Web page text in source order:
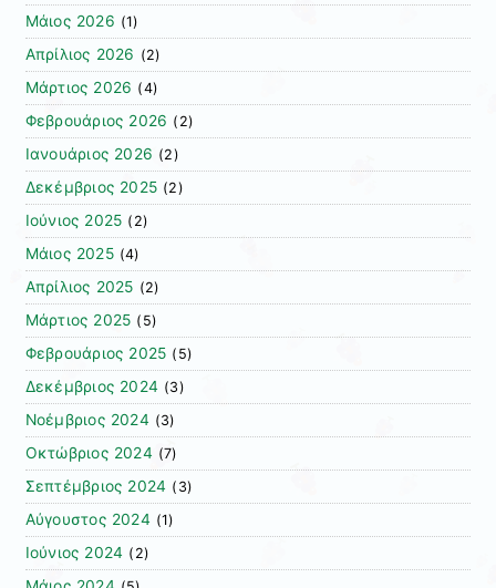
Μάιος 2026 (1)
Απρίλιος 2026 (2)
Μάρτιος 2026 (4)
Φεβρουάριος 2026 (2)
Ιανουάριος 2026 (2)
Δεκέμβριος 2025 (2)
Ιούνιος 2025 (2)
Μάιος 2025(4)
Απρίλιος 2025 (2)
Μάρτιος 2025 (5)
Φεβρουάριος 2025 (5)
Δεκέμβριος 2024 (3)
Νοέμβριος 2024 (3)
Οκτώβριος 2024 (7)
Σεπτέμβριος 2024 (3)
Αύγουστος 2024 (1)
Ιούνιος 2024 (2)